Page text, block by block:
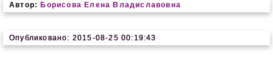
Автор: Борисова Елена Владиславовна
Опубликовано: 2015-08-25 00:19:43